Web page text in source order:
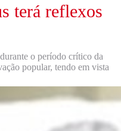
terá reflexos
o período crítico da
popular, tendo em vista